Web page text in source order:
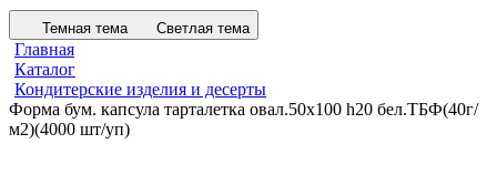
Темная тема Светлая тема
Главная
Каталог
Кондитерские изделия и десерты
Форма бум. капсула тарталетка овал.50x100 h20 бел.ТБФ(40г/
м2)(4000 шт/уп)